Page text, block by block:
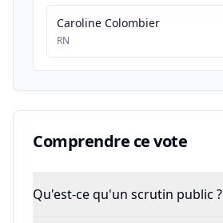
Caroline Colombier
RN
Comprendre ce vote
Qu'est-ce qu'un scrutin public ?